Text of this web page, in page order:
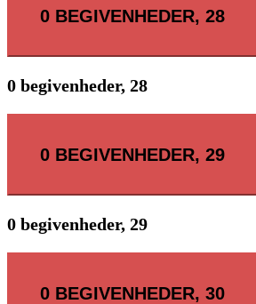
0 BEGIVENHEDER, 28
0 begivenheder, 28
0 BEGIVENHEDER, 29
0 begivenheder, 29
0 BEGIVENHEDER, 30